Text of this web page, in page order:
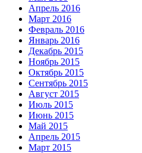
Апрель 2016
Март 2016
Февраль 2016
Январь 2016
Декабрь 2015
Ноябрь 2015
Октябрь 2015
Сентябрь 2015
Август 2015
Июль 2015
Июнь 2015
Май 2015
Апрель 2015
Март 2015